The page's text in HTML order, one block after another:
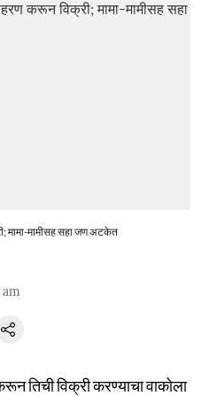
मामा-मामीसह सहा जण अटकेत
तिची विक्री करण्याचा वाकोला